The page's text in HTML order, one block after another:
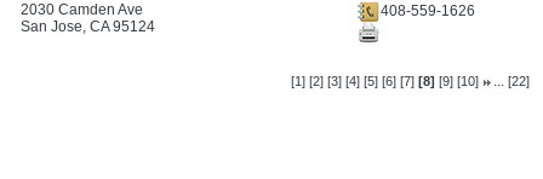
2030 Camden Ave
San Jose, CA 95124
408-559-1626
[1] [2] [3] [4] [5] [6] [7] [8] [9] [10] ...[22]